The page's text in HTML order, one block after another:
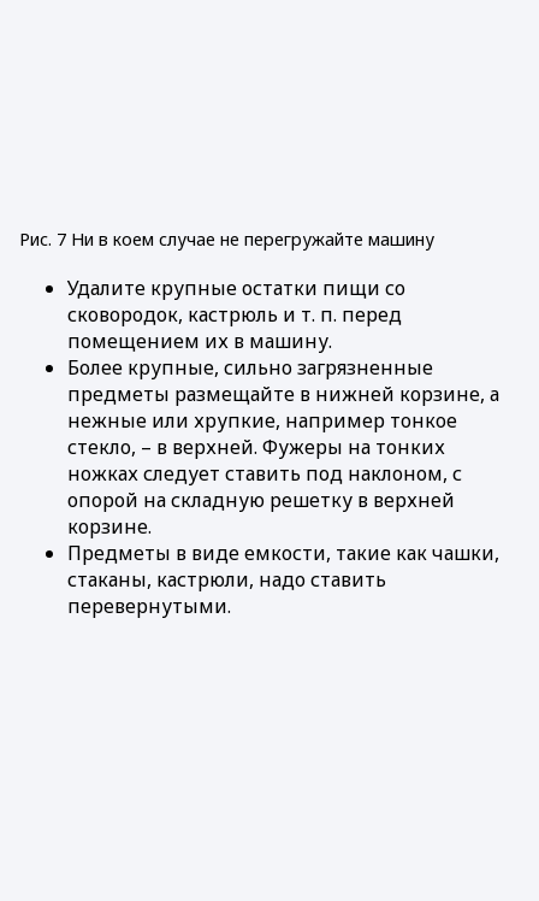
Рис. 7 Ни в коем случае не перегружайте машину
Удалите крупные остатки пищи со
сковородок, кастрюль и т. п. перед
помещением их в машину.
Более крупные, сильно загрязненные
предметы размещайте в нижней корзине, а
нежные или хрупкие, например тонкое
стекло, – в верхней. Фужеры на тонких
ножках следует ставить под наклоном, с
опорой на складную решетку в верхней
корзине.
Предметы в виде емкости, такие как чашки,
стаканы, кастрюли, надо ставить
перевернутыми.